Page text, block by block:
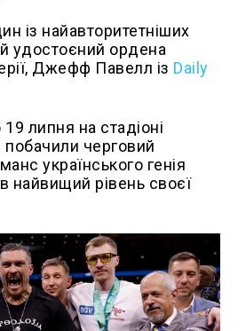
із найавторитетніших
удостоєний ордена
Джефф Павелл із Daily
липня на стадіоні
побачили черговий
українського генія
найвищий рівень своєї